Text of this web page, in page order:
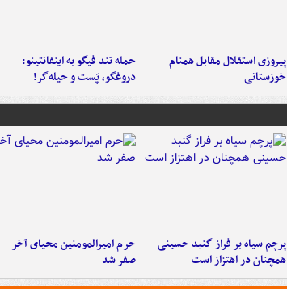
پیروزی استقلال مقابل همنام
خوزستانی
حمله تند فیگو به اینفانتینو:
دروغگو، پَست‌ و حیله‌گر!
پرچم سیاه بر فراز گنبد حسینی
همچنان در اهتزاز است
حرم امیرالمومنین محیای آخر
صفر شد